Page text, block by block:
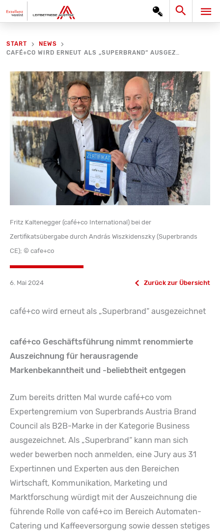
Inhalt
Search
START
NEWS
CAFÉ+CO WIRD ERNEUT ALS „SUPERBRAND“ AUSGEZEICHNET
Fritz Kaltenegger (café+co International) bei der
Zertifikatsübergabe durch András Wiszkidenszky (Superbrands
CE); © cafe+co
6. Mai 2024 Zurück zur Übersicht
café+co wird erneut als „Superbrand“ ausgezeichnet
café+co Geschäftsführung nimmt renommierte
Auszeichnung für herausragende
Markenbekanntheit und -beliebtheit entgegen
Zum bereits dritten Mal wurde café+co vom
Expertengremium von Superbrands Austria Brand
Council als B2B-Marke in der Kategorie Business
ausgezeichnet. Als „Superbrand“ kann man sich
weder bewerben noch anmelden, eine Jury aus 31
Expertinnen und Experten aus den Bereichen
Wirtschaft, Kommunikation, Marketing und
Marktforschung würdigt mit der Auszeichnung die
führende Rolle von café+co im Bereich Automaten-
Catering und Kaffeeversorgung sowie dessen stetiges